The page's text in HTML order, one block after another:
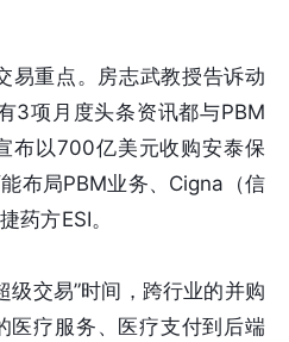
易重点。房志武教授告诉动
3项月度头条资讯都与PBM
布以700亿美元收购安泰保
布局PBM业务、Cigna（信
药方ESI。
级交易”时间，跨行业的并购
医疗服务、医疗支付到后端